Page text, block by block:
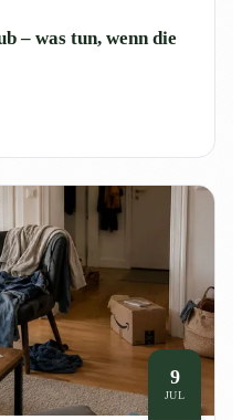
– was tun, wenn die
9
JUL